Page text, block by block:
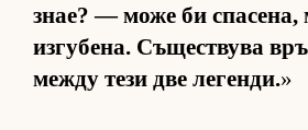
знае? — може би спа­се­на,
из­гу­бе­на. Съ­щес­т­вува
между тези две ле­ген­ди.»